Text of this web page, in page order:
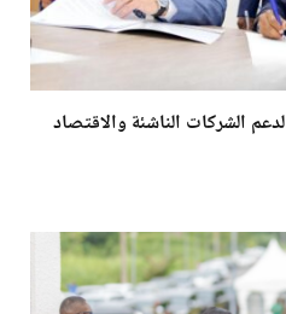
شراكة الصومال وiRise Hub لدعم الشركات الناشئة والاقتصاد